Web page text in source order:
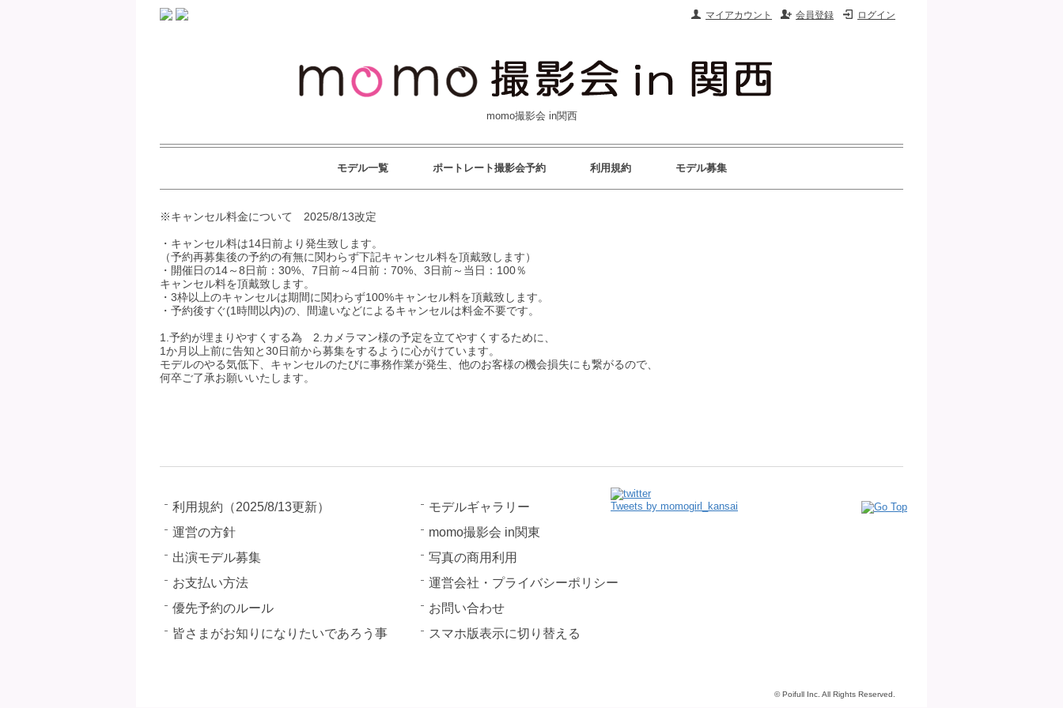
ログイン
会員登録
マイアカウント
momo撮影会 in関西
モデル一覧 ポートレート撮影会予約 利用規約 モデル募集
※キャンセル料金について 2025/8/13改定
・キャンセル料は14日前より発生致します。
（予約再募集後の予約の有無に関わらず下記キャンセル料を頂戴致します）
・開催日の14～8日前：30%、7日前～4日前：70%、3日前～当日：100％
キャンセル料を頂戴致します。
・3枠以上のキャンセルは期間に関わらず100%キャンセル料を頂戴致します。
・予約後すぐ(1時間以内)の、間違いなどによるキャンセルは料金不要です。
1.予約が埋まりやすくする為 2.カメラマン様の予定を立てやすくするために、
1か月以上前に告知と30日前から募集をするように心がけています。
モデルのやる気低下、キャンセルのたびに事務作業が発生、他のお客様の機会損失にも繋がるので、
何卒ご了承お願いいたします。
利用規約（2025/8/13更新）
運営の方針
出演モデル募集
お支払い方法
優先予約のルール
皆さまがお知りになりたいであろう事
モデルギャラリー
momo撮影会 in関東
写真の商用利用
運営会社・プライバシーポリシー
お問い合わせ
スマホ版表示に切り替える
Tweets by momogirl_kansai
© Poifull Inc. All Rights Reserved.